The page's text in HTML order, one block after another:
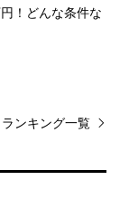
！どんな条件な
ランキング一覧